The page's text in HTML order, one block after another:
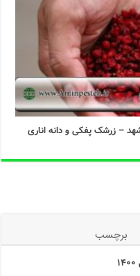
– زرشک پفکی و دانه اناری
برچسب